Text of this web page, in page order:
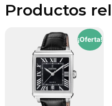
Productos
¡Oferta!